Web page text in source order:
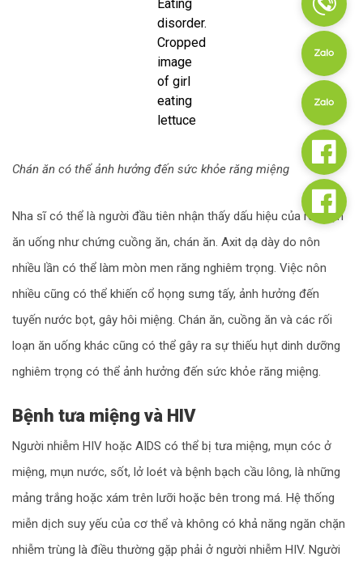
Eating
disorder.
Cropped
image
of girl
eating
lettuce
Chán ăn có thể ảnh hưởng đến sức khỏe răng miệng
Nha sĩ có thể là người đầu tiên nhận thấy dấu hiệu của rối loạn
ăn uống như chứng cuồng ăn, chán ăn. Axit dạ dày do nôn
nhiều lần có thể làm mòn men răng nghiêm trọng. Việc nôn
nhiều cũng có thể khiến cổ họng sưng tấy, ảnh hưởng đến
tuyến nước bọt, gây hôi miệng. Chán ăn, cuồng ăn và các rối
loạn ăn uống khác cũng có thể gây ra sự thiếu hụt dinh dưỡng
nghiêm trọng có thể ảnh hưởng đến sức khỏe răng miệng.
Bệnh tưa miệng và HIV
Người nhiễm HIV hoặc AIDS có thể bị tưa miệng, mụn cóc ở
miệng, mụn nước, sốt, lở loét và bệnh bạch cầu lông, là những
mảng trắng hoặc xám trên lưỡi hoặc bên trong má. Hệ thống
miễn dịch suy yếu của cơ thể và không có khả năng ngăn chặn
nhiễm trùng là điều thường gặp phải ở người nhiễm HIV. Người